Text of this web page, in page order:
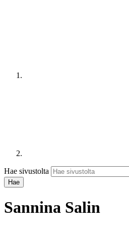
Hae sivustolta
Sannina Salin